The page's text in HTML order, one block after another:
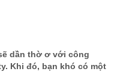
dần thờ ơ với công
Khi đó, bạn khó có một